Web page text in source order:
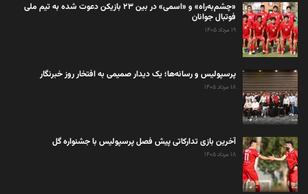
«چشم‌به‌راه» و «اسمی» در بین ۲۳ بازیکن دعوت شده به تیم ملی
فوتبال جوانان
۱۹ مرداد ۱۴۰۵
پرسپولیس و رسانه‌ها؛ یک دیدار صمیمی به افتخار روز خبرنگار
۱۸ مرداد ۱۴۰۵
آخرین بازی تدارکاتی پیش فصل پرسپولیس با جشنواره گل
۱۸ مرداد ۱۴۰۵